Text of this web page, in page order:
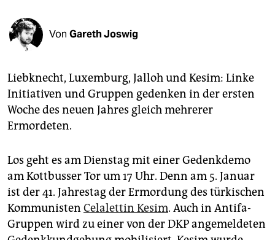
fragen & hilfe
abo
genossenschaft
epaper login
Von Gareth Joswig
Liebknecht, Luxemburg, Jalloh und Kesim: Linke
Initiativen und Gruppen gedenken in der ersten
Woche des neuen Jahres gleich mehrerer
Ermordeten.
Los geht es am Dienstag mit einer Gedenkdemo
am Kottbusser Tor um 17 Uhr. Denn am 5. Januar
ist der 41. Jahrestag der Ermordung des türkischen
Kommunisten Celalettin Kesim. Auch in Antifa-
Gruppen wird zu einer von der DKP angemeldeten